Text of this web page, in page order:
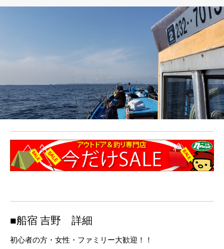
■船宿 吉野 詳細
初心者の方・女性・ファミリー大歓迎！！